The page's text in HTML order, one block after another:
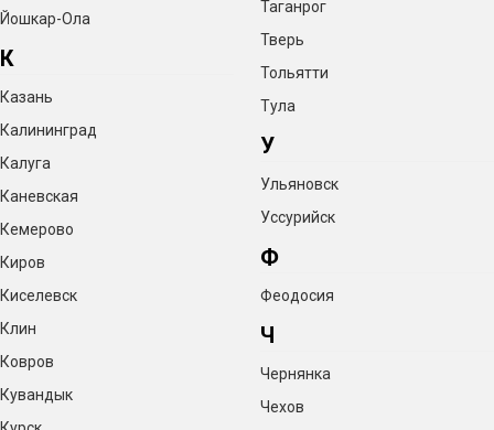
алкогольных напитков мира вы можете
Комплектация
Дефлегматор Димрота 3 дюйма — 1 шт.
Кламп 3 дюйма – 4 шт.
Доохладитель 3-трубный — 1 шт.
Йошкар-Ола
К
Казань
Калининград
Калуга
Каневская
Кемерово
Киров
Киселевск
Клин
Ковров
Кувандык
Таганрог
Тверь
Тольятти
Тула
У
Ульяновск
Уссурийск
Ф
Феодосия
Ч
Чернянка
Чехов